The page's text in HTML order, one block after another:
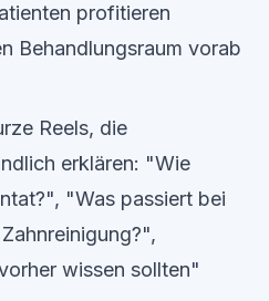
profitieren
Behandlungsraum vorab
Reels, die
erklären: "Wie
"Was passiert bei
wissen sollten"